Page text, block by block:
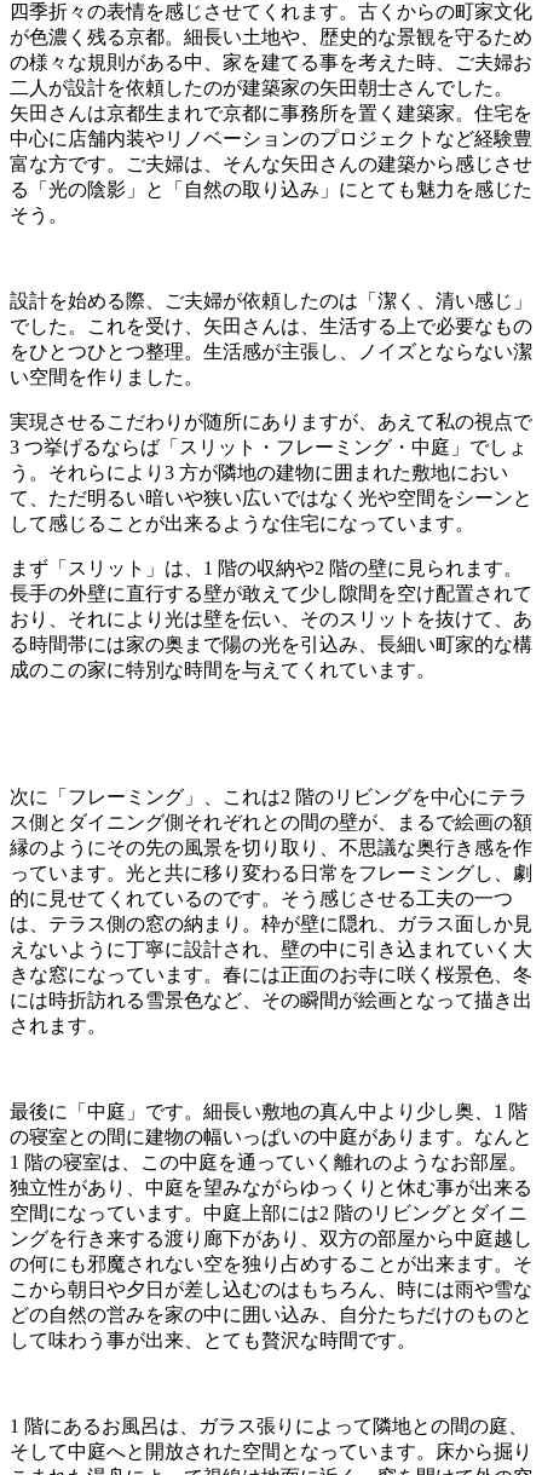
四季折々の表情を感じさせてくれます。古くからの町家⽂化
が⾊濃く残る京都。細⻑い⼟地や、歴史的な景観を守るため
の様々な規則がある中、家を建てる事を考えた時、ご夫婦お
⼆⼈が設計を依頼したのが建築家の⽮⽥朝⼠さんでした。
⽮⽥さんは京都⽣まれで京都に事務所を置く建築家。住宅を
中⼼に店舗内装やリノベーションのプロジェクトなど経験豊
富な⽅です。ご夫婦は、そんな⽮⽥さんの建築から感じさせ
る「光の陰影」と「⾃然の取り込み」にとても魅⼒を感じた
そう。
設計を始める際、ご夫婦が依頼したのは「潔く、清い感じ」
でした。これを受け、⽮⽥さんは、⽣活する上で必要なもの
をひとつひとつ整理。⽣活感が主張し、ノイズとならない潔
い空間を作りました。
実現させるこだわりが随所にありますが、あえて私の視点で
3 つ挙げるならば「スリット・フレーミング・中庭」でしょ
う。それらにより3 ⽅が隣地の建物に囲まれた敷地におい
て、ただ明るい暗いや狭い広いではなく光や空間をシーンと
して感じることが出来るような住宅になっています。
まず「スリット」は、1 階の収納や2 階の壁に⾒られます。
⻑⼿の外壁に直⾏する壁が敢えて少し隙間を空け配置されて
おり、それにより光は壁を伝い、そのスリットを抜けて、あ
る時間帯には家の奥まで陽の光を引込み、⻑細い町家的な構
成のこの家に特別な時間を与えてくれています。
次に「フレーミング」、これは2 階のリビングを中⼼にテラ
ス側とダイニング側それぞれとの間の壁が、まるで絵画の額
縁のようにその先の⾵景を切り取り、不思議な奥⾏き感を作
っています。光と共に移り変わる⽇常をフレーミングし、劇
的に⾒せてくれているのです。そう感じさせる⼯夫の⼀つ
は、テラス側の窓の納まり。枠が壁に隠れ、ガラス⾯しか⾒
えないように丁寧に設計され、壁の中に引き込まれていく⼤
きな窓になっています。春には正⾯のお寺に咲く桜景⾊、冬
には時折訪れる雪景⾊など、その瞬間が絵画となって描き出
されます。
最後に「中庭」です。細⻑い敷地の真ん中より少し奥、1 階
の寝室との間に建物の幅いっぱいの中庭があります。なんと
1 階の寝室は、この中庭を通っていく離れのようなお部屋。
独⽴性があり、中庭を望みながらゆっくりと休む事が出来る
空間になっています。中庭上部には2 階のリビングとダイニ
ングを⾏き来する渡り廊下があり、双⽅の部屋から中庭越し
の何にも邪魔されない空を独り占めすることが出来ます。そ
こから朝⽇や⼣⽇が差し込むのはもちろん、時には⾬や雪な
どの⾃然の営みを家の中に囲い込み、⾃分たちだけのものと
して味わう事が出来、とても贅沢な時間です。
1 階にあるお⾵呂は、ガラス張りによって隣地との間の庭、
そして中庭へと開放された空間となっています。床から掘り